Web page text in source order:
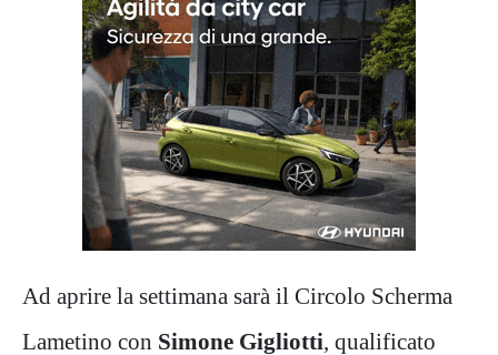
Ad aprire la settimana sarà il Circolo Scherma
Lametino con Simone Gigliotti, qualificato